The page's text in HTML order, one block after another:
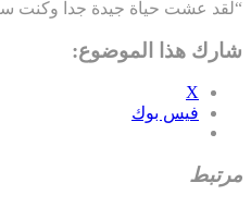
“لقد عشت حياة جيدة جدا وكنت
شارك هذا الموضوع:
X
فيس بوك
مرتبط